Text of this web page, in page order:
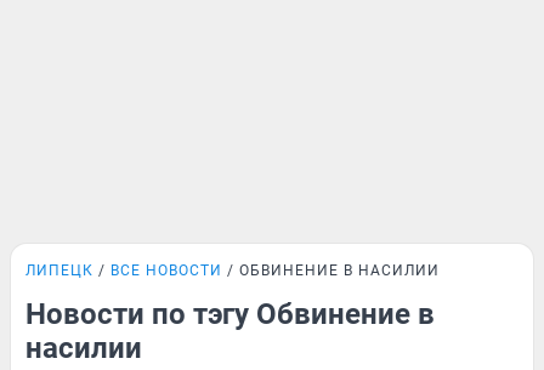
ЛИПЕЦК ВСЕ НОВОСТИ ОБВИНЕНИЕ В НАСИЛИИ
Новости по тэгу Обвинение в
насилии